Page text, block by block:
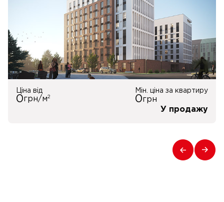
Ціна від
0грн/м2
Мін. ціна за квартиру
0грн
У продажу